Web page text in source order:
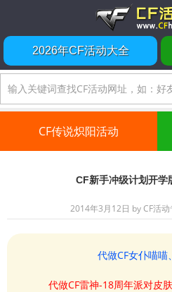
2026年CF活动大全
CF传说炽阳活动
CF新手冲级计划开学
2014年3月12日 byCF活
代做CF女仆喵喵
代做CF雷神-18周年派对皮